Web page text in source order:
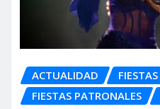
ACTUALIDAD
FIESTAS
FIESTAS PATRONALES